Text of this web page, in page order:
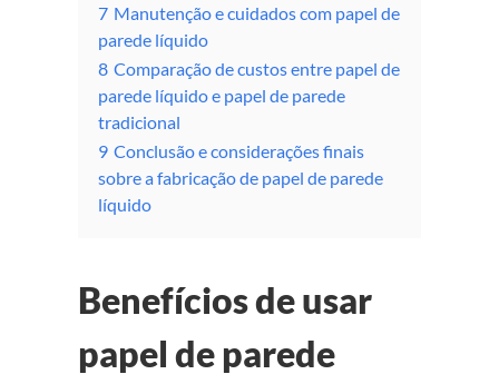
7 Manutenção e cuidados com papel de
parede líquido
8 Comparação de custos entre papel de
parede líquido e papel de parede
tradicional
9 Conclusão e considerações finais
sobre a fabricação de papel de parede
líquido
Benefícios de usar
papel de parede